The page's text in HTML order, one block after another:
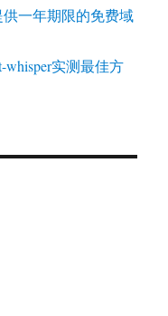
一年期限的免费域
whisper实测最佳方